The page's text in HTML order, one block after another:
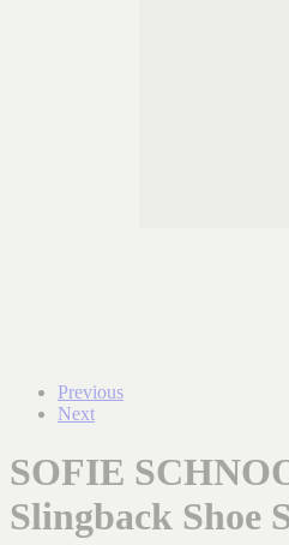
Previous
Next
SOFIE
Slingback Shoe